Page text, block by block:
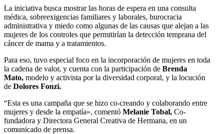
La iniciativa busca mostrar las horas de espera en una consulta
médica, sobreexigencias familiares y laborales, burocracia
administrativa y miedo como algunas de las causas que alejan a las
mujeres de los controles que permitirían la detección temprana del
cáncer de mama y a tratamientos.
Para eso, tuvo especial foco en la incorporación de mujeres en toda
la cadena de valor, y cuenta con la participación de Brenda
Mato, modelo y activista por la diversidad corporal, y la locución
de Dolores Fonzi.
“Esta es una campaña que se hizo co-creando y colaborando entre
mujeres y desde la empatía», comentó Melanie Tobal, Co-
fundadora y Directora General Creativa de Hermana, en un
comunicado de prensa.